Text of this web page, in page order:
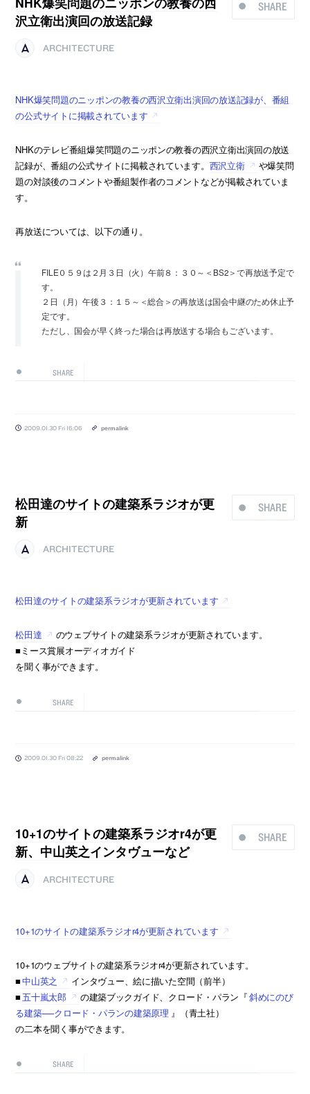
SHARE
沢立衛出演回の放送記録
ARCHITECTURE
NHK爆笑問題のニッポンの教養の西沢立衛出演回の放送記録が、番組
の公式サイトに掲載されています
NHKのテレビ番組爆笑問題のニッポンの教養の西沢立衛出演回の放送
記録が、番組の公式サイトに掲載されています。 西沢立衛
や爆笑問
題の対談後のコメントや番組製作者のコメントなどが掲載されていま
す。
再放送については、以下の通り。
FILE０５９は２月３日（火）午前８：３０～＜BS2＞で再放送予定で
す。
２日（月）午後３：１５～＜総合＞の再放送は国会中継のため休止予
定です。
ただし、国会が早く終った場合は再放送する場合もございます。
SHARE
2009.01.30 Fri 16:06 permalink
SHARE
松田達のサイトの建築系ラジオが更
新
ARCHITECTURE
松田達のサイトの建築系ラジオが更新されています
松田達
のウェブサイトの建築系ラジオが更新されています。
■ミース賞展オーディオガイド
を聞く事ができます。
SHARE
2009.01.30 Fri 08:22 permalink
SHARE
10+1のサイトの建築系ラジオr4が更
新、中山英之インタヴューなど
ARCHITECTURE
10+1のサイトの建築系ラジオr4が更新されています
10+1のウェブサイトの建築系ラジオr4が更新されています。
■中山英之
インタヴュー、絵に描いた空間（前半）
■五十嵐太郎 の建築ブックガイド、クロード・パラン『斜めにのび
る建築──クロード・パランの建築原理 』（青土社）
の二本を聞く事ができます。
SHARE